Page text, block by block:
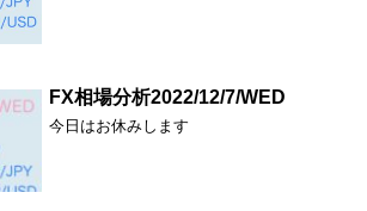
FX相場分析2022/12/7/WED
今日はお休みします